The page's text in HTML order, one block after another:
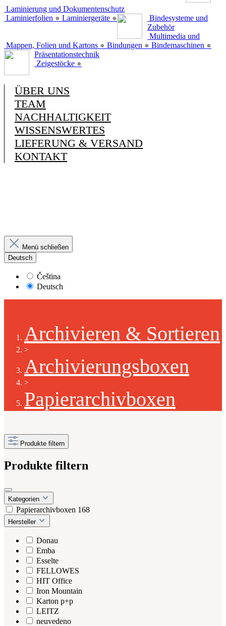
Laminierung und Dokumentenschutz
Laminierfolien ● Laminiergeräte ●
Bindesysteme und
Zubehör
Mappen, Folien und Kartons ● Bindungen ● Bindemaschinen ●
Multimedia und
Präsentationstechnik
Zeigestöcke ●
ÜBER UNS
TEAM
NACHHALTIGKEIT
WISSENSWERTES
LIEFERUNG & VERSAND
KONTAKT
Menü schließen
Deutsch
Čeština
Deutsch
Archivieren & Sortieren
>
Archivierungsboxen
>
Papierarchivboxen
Produkte filtern
Produkte filtern
Kategorien
Papierarchivboxen 168
Hersteller
Donau
Emba
Esselte
FELLOWES
HIT Office
Iron Mountain
Karton p+p
LEITZ
neuvedeno